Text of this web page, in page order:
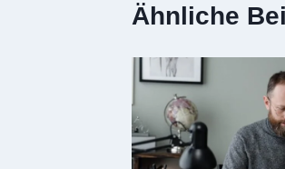
Ähnliche